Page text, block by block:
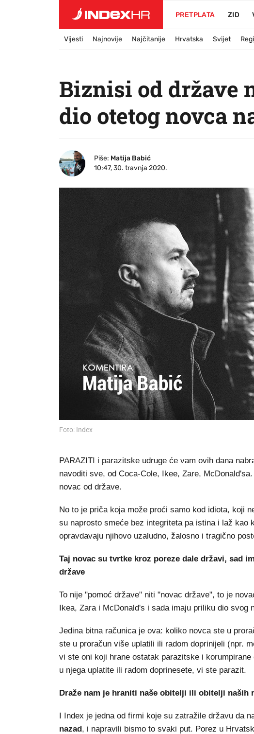
PRETPLATA ZID
Vijesti Najnovije Najčitanije Hrvatska Svijet
Biznisi od države
dio otetog novca
Piše: Matija Babić
10:47, 30. travnja 2020.
Foto: Index
PARAZITI i parazitske udruge će vam ovih dana
navoditi sve, od Coca-Cole, Ikee, Zare,
novac od države.
No to je priča koja može proći samo kod idiota, koji
su naprosto smeće bez integriteta pa istina i laž kao
opravdavaju njihovo uzaludno, žalosno i tragično
Taj novac su tvrtke kroz poreze dale državi, sad
države
To nije "pomoć države" niti "novac države", to je
Ikea, Zara i McDonald's i sada imaju priliku dio svog
Jedina bitna računica je ova: koliko novca ste u
ste u proračun više uplatili ili radom doprinijeli (npr.
vi ste oni koji hrane ostatak parazitske i
u njega uplatite ili radom doprinesete, vi ste parazit.
Draže nam je hraniti naše obitelji ili obitelji naših
I Index je jedna od firmi koje su zatražile državu da
nazad, i napravili bismo to svaki put. Porez u